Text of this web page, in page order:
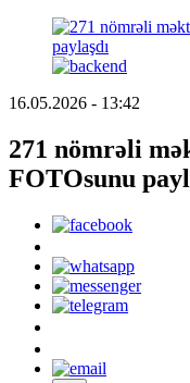
16.05.2026 - 13:42
271 nömrəli
FOTOsunu